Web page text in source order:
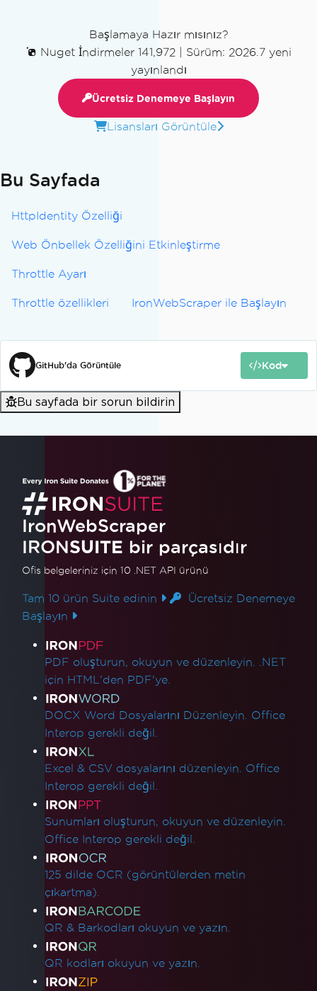
Başlamaya Hazır mısınız?
Nuget İndirmeler 141,972
Sürüm: 2026.7 yeni
yayınlandı
Ücretsiz Denemeye Başlayın
Lisansları Görüntüle
Bu Sayfada
HttpIdentity Özelliği
Web Önbellek Özelliğini Etkinleştirme
Throttle Ayarı
Throttle özellikleri IronWebScraper ile Başlayın
GitHub'da Görüntüle Kod
Bu sayfada bir sorun bildirin
IronWebScraper
IRONSUITE bir parçasıdır
Ofis belgeleriniz için 10 .NET API ürünü
Tam 10 ürün Suite edinin
Ücretsiz Denemeye
Başlayın
Ürün Bağlantıları
PDF oluşturun, okuyun ve düzenleyin. .NET
için HTML'den PDF'ye.
DOCX Word Dosyalarını Düzenleyin. Office
Interop gerekli değil.
Excel & CSV dosyalarını düzenleyin. Office
Interop gerekli değil.
Sunumları oluşturun, okuyun ve düzenleyin.
Office Interop gerekli değil.
125 dilde OCR (görüntülerden metin
çıkartma).
QR & Barkodları okuyun ve yazın.
QR kodları okuyun ve yazın.